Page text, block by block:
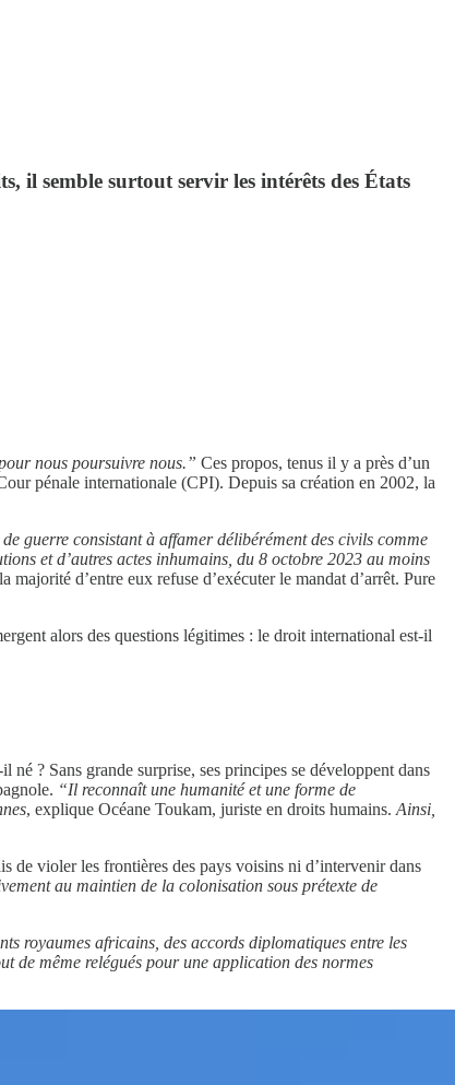
il semble surtout servir les intérêts des États
nous poursuivre nous.” Ces propos, tenus il y a près d’un
pénale internationale (CPI). Depuis sa création en 2002, la
guerre consistant à affamer délibérément des civils comme
et d’autres actes inhumains, du 8 octobre 2023 au moins
d’entre eux refuse d’exécuter le mandat d’arrêt. Pure
alors des questions légitimes : le droit international est-il
? Sans grande surprise, ses principes se développent dans
“Il reconnaît une humanité et une forme de
, explique Océane Toukam, juriste en droits humains. Ainsi,
de violer les frontières des pays voisins ni d’intervenir dans
au maintien de la colonisation sous prétexte de
royaumes africains, des accords diplomatiques entre les
de même relégués pour une application des normes